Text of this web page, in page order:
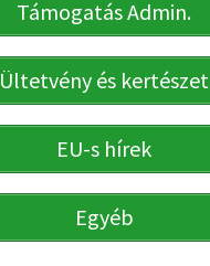
Támogatás Admin.
Ültetvény és kertészet
EU-s hírek
Egyéb